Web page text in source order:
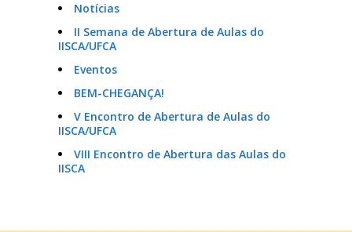
Notícias
II Semana de Abertura de Aulas do
IISCA/UFCA
Eventos
BEM-CHEGANÇA!
V Encontro de Abertura de Aulas do
IISCA/UFCA
VIII Encontro de Abertura das Aulas do
IISCA